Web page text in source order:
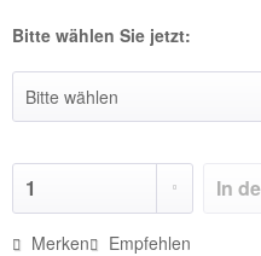
Bitte wählen Sie jetzt:
In
Merken Empfehlen